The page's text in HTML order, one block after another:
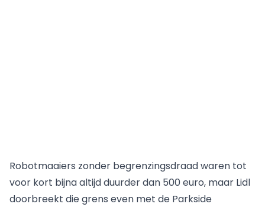
Robotmaaiers zonder begrenzingsdraad waren tot
voor kort bijna altijd duurder dan 500 euro, maar Lidl
doorbreekt die grens even met de Parkside